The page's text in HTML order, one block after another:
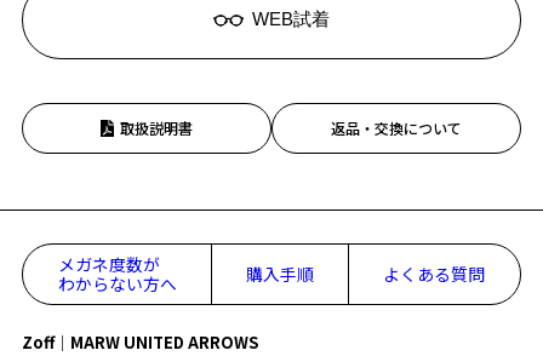
WEB試着
取扱説明書 返品・交換について
メガネ度数が
わからない方へ
購入手順 よくある質問
Zoff│MARW UNITED ARROWS